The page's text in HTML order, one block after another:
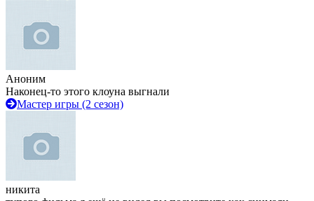
Аноним
Наконец-то этого клоуна выгнали
Мастер игры (2 сезон)
никита